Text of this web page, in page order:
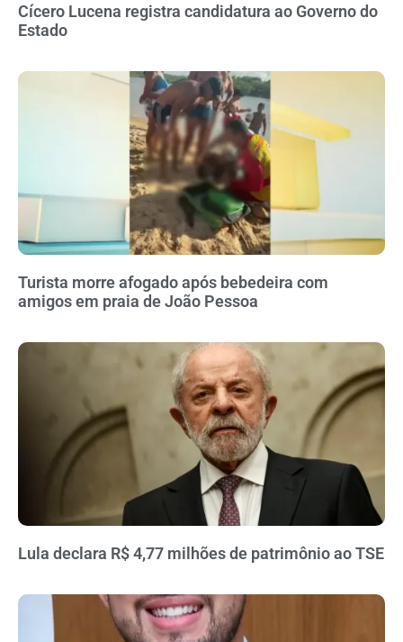
Cícero Lucena registra candidatura ao Governo do
Estado
Turista morre afogado após bebedeira com
amigos em praia de João Pessoa
Lula declara R$ 4,77 milhões de patrimônio ao TSE